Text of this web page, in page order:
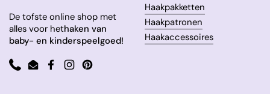
De tofste online shop met
alles voor hethaken van
baby- en kinderspeelgoed!
PhoneEmailFacebook
InstagramPinterest
Haakpakketten
Haakpatronen
Haakaccessoires